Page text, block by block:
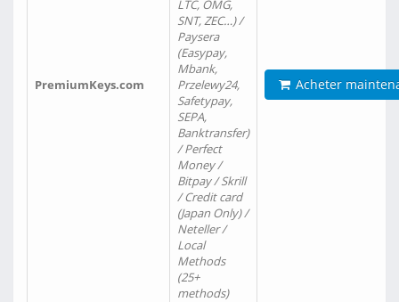
PremiumKeys.com
LTC, OMG,
SNT, ZEC…) /
Paysera
(Easypay,
Mbank,
Przelewy24,
Safetypay,
SEPA,
Banktransfer)
/ Perfect
Money /
Bitpay / Skrill
/ Credit card
(Japan Only) /
Neteller /
Local
Methods
(25+
methods)
Acheter